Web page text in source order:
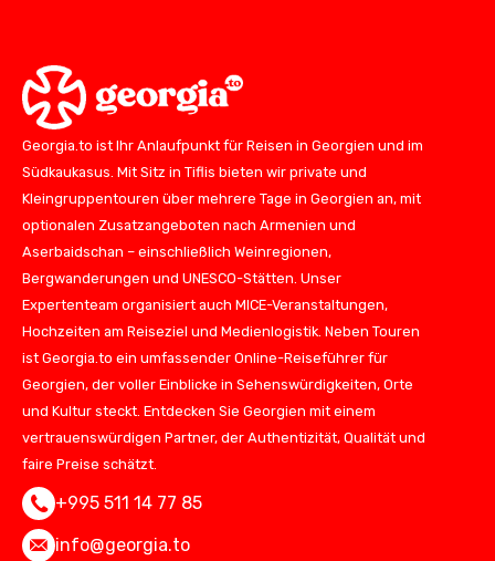
Georgia.to ist Ihr Anlaufpunkt für Reisen in Georgien und im
Südkaukasus. Mit Sitz in Tiflis bieten wir private und
Kleingruppentouren über mehrere Tage in Georgien an, mit
optionalen Zusatzangeboten nach Armenien und
Aserbaidschan – einschließlich Weinregionen,
Bergwanderungen und UNESCO-Stätten. Unser
Expertenteam organisiert auch MICE-Veranstaltungen,
Hochzeiten am Reiseziel und Medienlogistik. Neben Touren
ist Georgia.to ein umfassender Online-Reiseführer für
Georgien, der voller Einblicke in Sehenswürdigkeiten, Orte
und Kultur steckt. Entdecken Sie Georgien mit einem
vertrauenswürdigen Partner, der Authentizität, Qualität und
faire Preise schätzt.
+995 511 14 77 85
info@georgia.to